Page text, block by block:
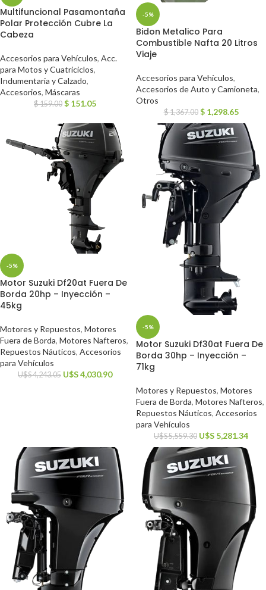
Multifuncional Pasamontaña
Polar Protección Cubre La
Cabeza
Accesorios para Vehículos, Acc.
para Motos y Cuatriciclos,
Indumentaria y Calzado,
Accesorios, Máscaras
$159.00 $ 151.05
-5%
Bidon Metalico Para
Combustible Nafta 20 Litros
Viaje
Accesorios para Vehículos,
Accesorios de Auto y Camioneta,
Otros
$1,367.00 $ 1,298.65
-5%
Motor Suzuki Df20at Fuera De
Borda 20hp – Inyección –
45kg
Motores y Repuestos, Motores
Fuera de Borda, Motores Nafteros,
Repuestos Náuticos, Accesorios
para Vehículos
U$S4,243.05 U$S4,030.90
-5%
Motor Suzuki Df30at Fuera De
Borda 30hp – Inyección –
71kg
Motores y Repuestos, Motores
Fuera de Borda, Motores Nafteros,
Repuestos Náuticos, Accesorios
para Vehículos
U$S5,559.30 U$S 5,281.34